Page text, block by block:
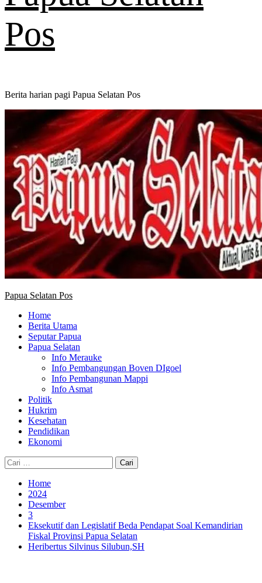
Pos
Berita harian pagi Papua Selatan Pos
Primary
Papua Selatan Pos
Home
Berita Utama
Seputar Papua
Papua Selatan
Info Merauke
Info Pembangungan Boven DIgoel
Info Pembangunan Mappi
Info Asmat
Politik
Hukrim
Kesehatan
Pendidikan
Ekonomi
Cari
untuk:
Home
2024
Desember
3
Eksekutif dan Legislatif Beda Pendapat Soal Kemandirian
Fiskal Provinsi Papua Selatan
Heribertus Silvinus Silubun,SH